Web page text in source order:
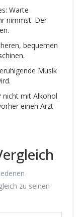
Warte
nimmst. Der
bequemen
Musik
nicht mit Alkohol
einen Arzt
zu seinen